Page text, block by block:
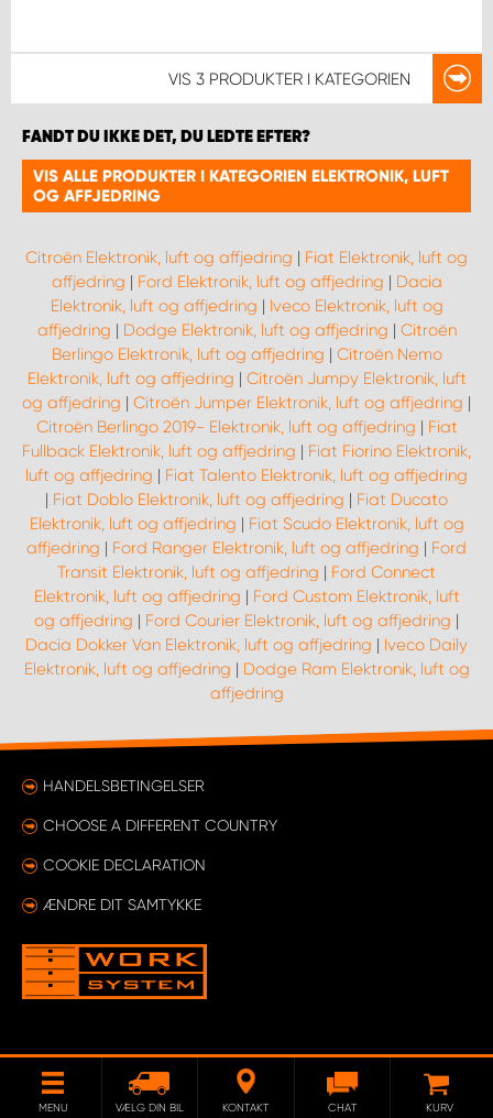
VIS 3 PRODUKTER I KATEGORIEN
FANDT DU IKKE DET, DU LEDTE EFTER?
VIS ALLE PRODUKTER I KATEGORIEN ELEKTRONIK, LUFT
OG AFFJEDRING
Citroën Elektronik, luft og affjedring | Fiat Elektronik, luft og
affjedring | Ford Elektronik, luft og affjedring | Dacia
Elektronik, luft og affjedring | Iveco Elektronik, luft og
affjedring | Dodge Elektronik, luft og affjedring | Citroën
Berlingo Elektronik, luft og affjedring | Citroën Nemo
Elektronik, luft og affjedring | Citroën Jumpy Elektronik, luft
og affjedring | Citroën Jumper Elektronik, luft og affjedring |
Citroën Berlingo 2019- Elektronik, luft og affjedring | Fiat
Fullback Elektronik, luft og affjedring | Fiat Fiorino Elektronik,
luft og affjedring | Fiat Talento Elektronik, luft og affjedring
| Fiat Doblo Elektronik, luft og affjedring | Fiat Ducato
Elektronik, luft og affjedring | Fiat Scudo Elektronik, luft og
affjedring | Ford Ranger Elektronik, luft og affjedring | Ford
Transit Elektronik, luft og affjedring | Ford Connect
Elektronik, luft og affjedring | Ford Custom Elektronik, luft
og affjedring | Ford Courier Elektronik, luft og affjedring |
Dacia Dokker Van Elektronik, luft og affjedring | Iveco Daily
Elektronik, luft og affjedring | Dodge Ram Elektronik, luft og
affjedring
HANDELSBETINGELSER
CHOOSE A DIFFERENT COUNTRY
COOKIE DECLARATION
ÆNDRE DIT SAMTYKKE
MENU VÆLG DIN BIL KONTAKT CHAT KURV